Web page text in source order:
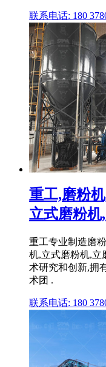
联系电话: 180
重工,磨粉
立式磨粉机
重工专业制造磨
机,立式磨粉机,立
术研究和创新,拥
术团 .
联系电话: 180